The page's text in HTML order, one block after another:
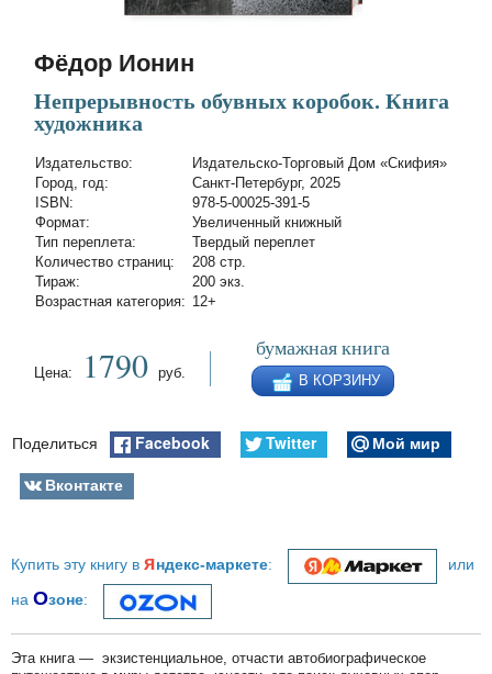
Фёдор Ионин
Непрерывность обувных коробок. Книга
художника
Издательство:
Издательско-Торговый Дом «Скифия»
Город, год:
Санкт-Петербург, 2025
ISBN:
978-5-00025-391-5
Формат:
Увеличенный книжный
Тип переплета:
Твердый переплет
Количество страниц:
208 стр.
Тираж:
200 экз.
Возрастная категория: 12+
Цена: 1790 руб.
бумажная книга
В КОРЗИНУ
Поделиться Facebook Twitter
Мой мир
Вконтакте
Купить эту книгу в яндекс-маркете: или
на Озоне:
Эта книга — экзистенциальное, отчасти автобиографическое